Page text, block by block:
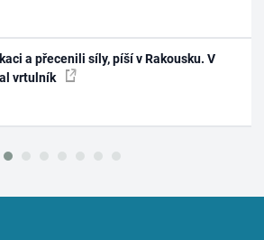
a přecenili síly, píší v Rakousku. V
vrtulník